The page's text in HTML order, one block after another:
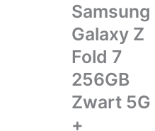
Samsung
Galaxy Z
Fold 7
256GB
Zwart 5G
+